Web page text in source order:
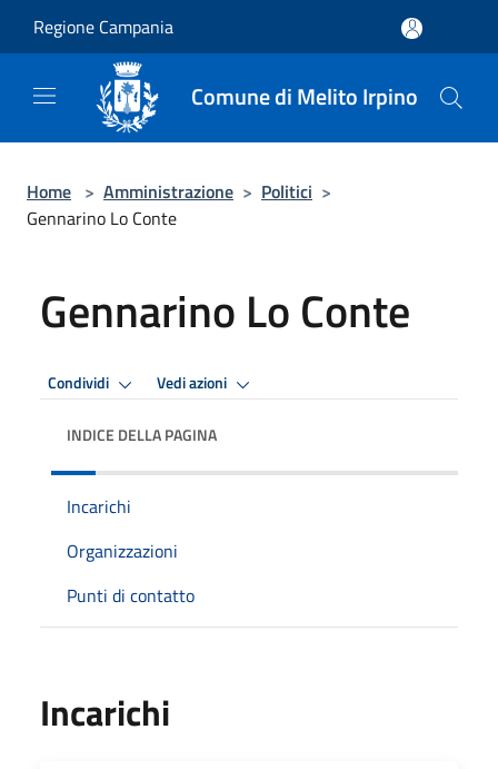
Regione Campania
Comune di Melito Irpino
Home > Amministrazione > Politici >
Gennarino Lo Conte
Gennarino Lo Conte
Condividi Vedi azioni
INDICE DELLA PAGINA
Incarichi
Organizzazioni
Punti di contatto
Incarichi